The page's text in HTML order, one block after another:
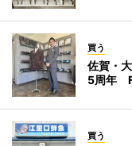
買う
佐賀・
5周年
買う